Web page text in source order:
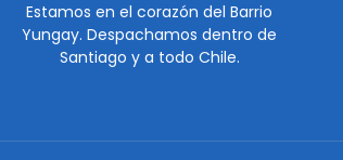
Estamos en el corazón del Barrio
Yungay. Despachamos dentro de
Santiago y a todo Chile.